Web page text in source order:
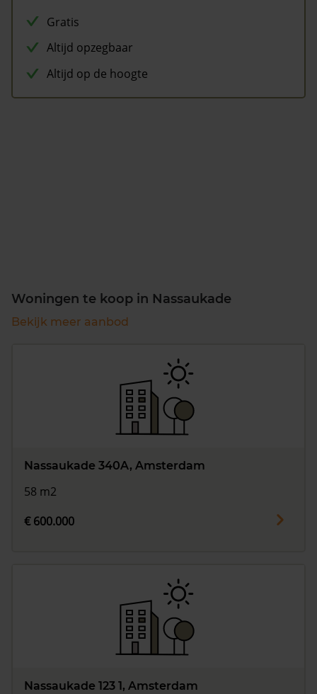
Gratis
Altijd opzegbaar
Altijd op de hoogte
Woningen te koop in Nassaukade
Bekijk meer aanbod
Nassaukade 340A, Amsterdam
58 m2
€ 600.000
Nassaukade 123 1, Amsterdam